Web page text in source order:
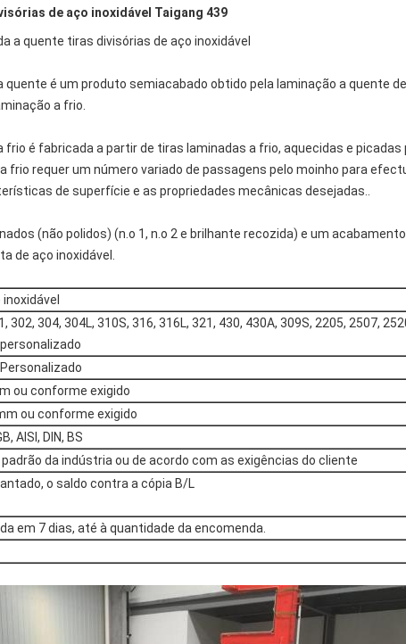
de aço inoxidável Taigang 439
a quente tiras divisórias de aço inoxidável
quente é um produto semiacabado obtido pela laminação a quente
a frio.
frio é fabricada a partir de tiras laminadas a frio, aquecidas e picadas
frio requer um número variado de passagens pelo moinho para
de superfície e as propriedades mecânicas desejadas..
(não polidos) (n.o 1, n.o 2 e brilhante recozida) e um
de aço inoxidável.
inoxidável
302, 304, 304L, 310S, 316, 316L, 321, 430, 430A, 309S, 2205, 2507,
ou conforme exigido
ou conforme exigido
AISI, DIN, BS
da indústria ou de acordo com as exigências do cliente
o saldo contra a cópia B/L
em 7 dias, até à quantidade da encomenda.